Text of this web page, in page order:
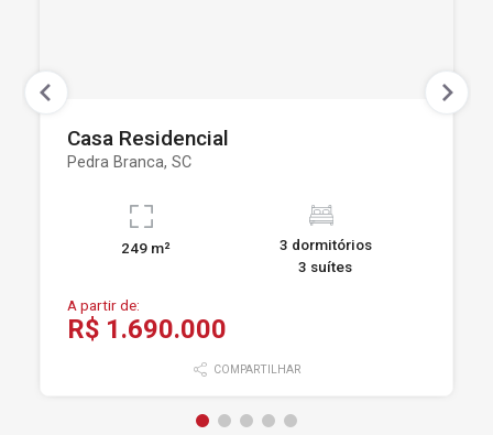
Casa Residencial
Pedra Branca, SC
249 m²
3 dormitórios
3 suítes
A partir de:
R$ 1.690.000
COMPARTILHAR